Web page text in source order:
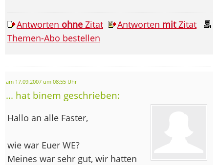
Antworten ohne Zitat Antworten mitZitat
Themen-Abo bestellen
am 17.09.2007 um 08:55 Uhr
... hat binem geschrieben:
Hallo an alle Faster,
wie war Euer WE?
Meines war sehr gut, wir hatten